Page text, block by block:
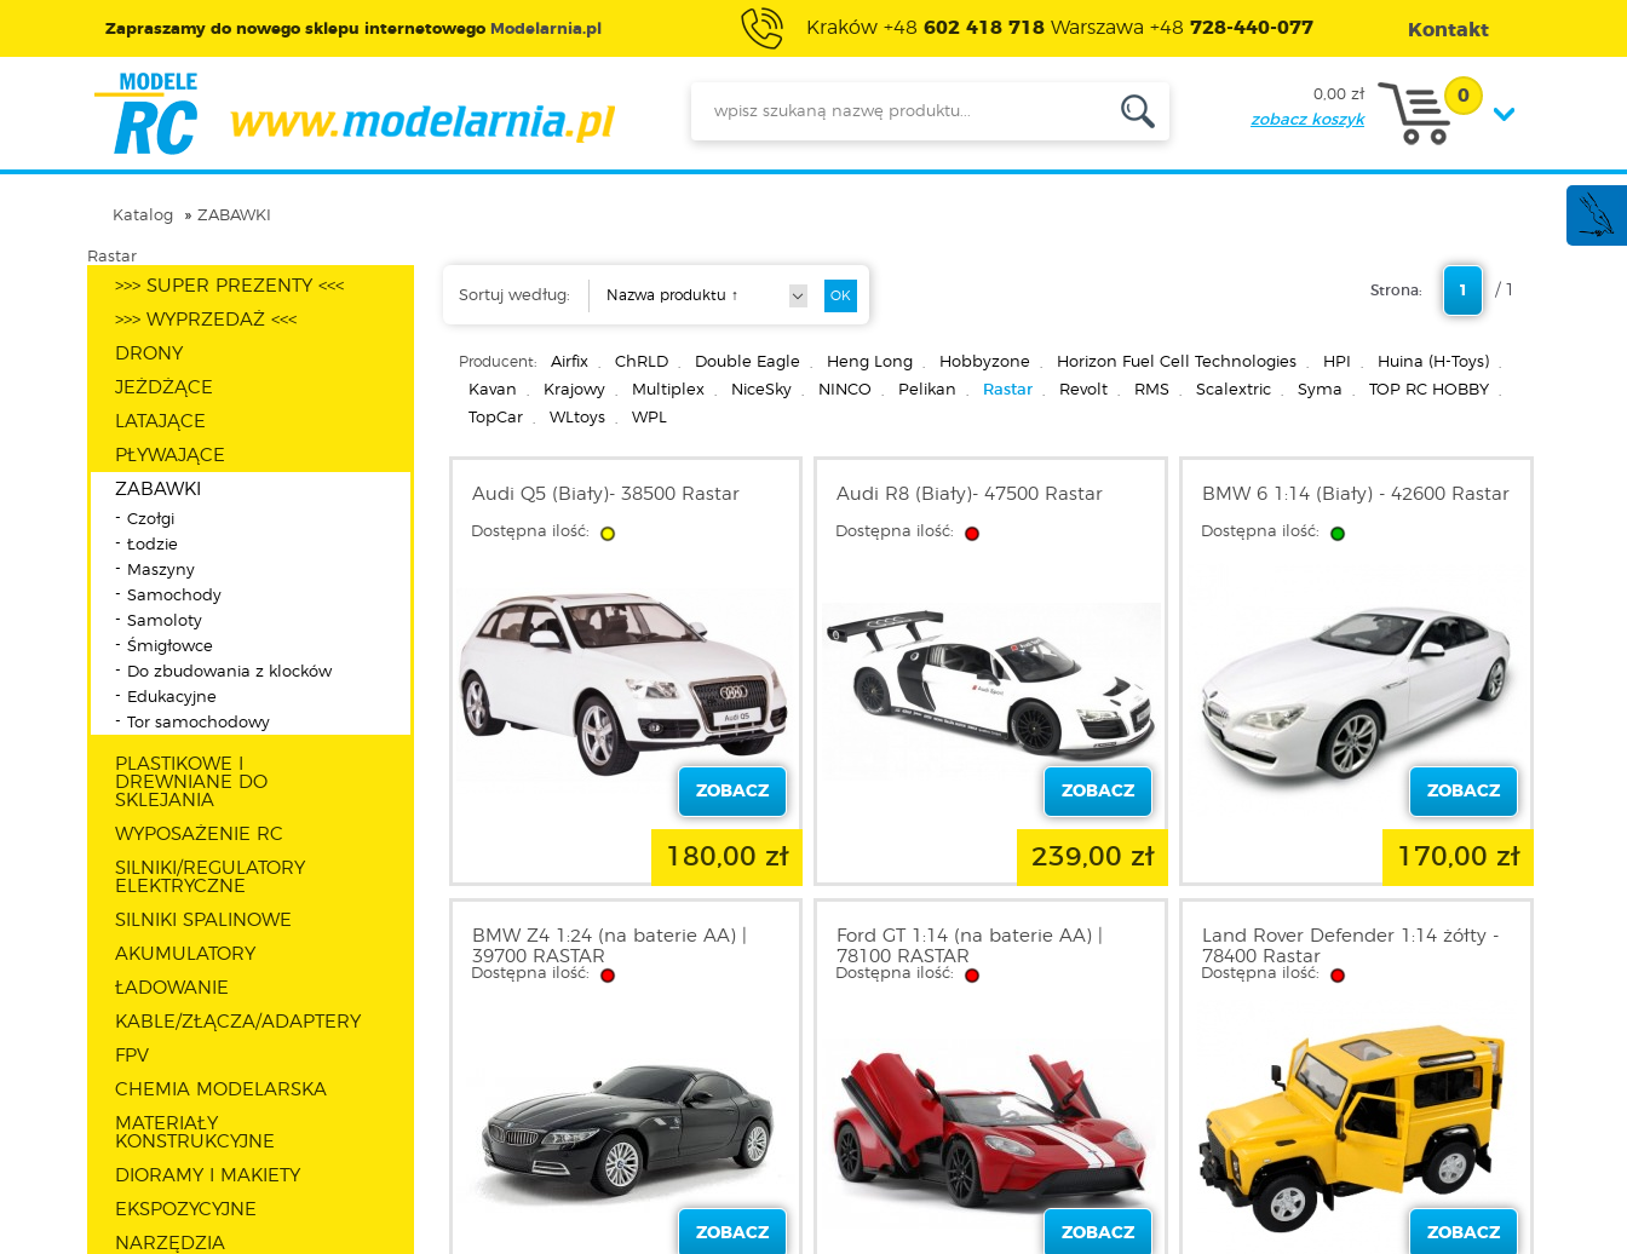
Zapraszamy do nowego sklepu internetowego Modelarnia.pl Kraków +48 602 418 718Warszawa +48 728-440-077 Kontakt
0,00 zł
zobacz koszyk
0
Katalog ZABAWKI
Rastar
>>> SUPER PREZENTY <<<
>>> WYPRZEDAŻ <<<
DRONY
JEŻDŻĄCE
LATAJĄCE
PŁYWAJĄCE
ZABAWKI
Czołgi
Łodzie
Maszyny
Samochody
Samoloty
Śmigłowce
Do zbudowania z klocków
Edukacyjne
Tor samochodowy
PLASTIKOWE I
DREWNIANE DO
SKLEJANIA
WYPOSAŻENIE RC
SILNIKI/REGULATORY
ELEKTRYCZNE
SILNIKI SPALINOWE
AKUMULATORY
ŁADOWANIE
KABLE/ZŁĄCZA/ADAPTERY
FPV
CHEMIA MODELARSKA
MATERIAŁY
KONSTRUKCYJNE
DIORAMY I MAKIETY
EKSPOZYCYJNE
NARZĘDZIA
Sortuj według: Strona: 1 / 1
Producent: Airfix ChRLD Double Eagle Heng Long Hobbyzone Horizon Fuel Cell Technologies HPI Huina (H-Toys)
Kavan Krajowy Multiplex NiceSky NINCO Pelikan Rastar Revolt RMS Scalextric Syma TOP RC HOBBY
TopCar WLtoys WPL
Audi Q5 (Biały)- 38500 Rastar
Dostępna ilość:
ZOBACZ
180,00 zł
Audi R8 (Biały)- 47500 Rastar
Dostępna ilość:
ZOBACZ
239,00 zł
BMW 6 1:14 (Biały) - 42600 Rastar
Dostępna ilość:
ZOBACZ
170,00 zł
BMW Z4 1:24 (na baterie AA) |
39700 RASTAR
Dostępna ilość:
ZOBACZ
Ford GT 1:14 (na baterie AA) |
78100 RASTAR
Dostępna ilość:
ZOBACZ
Land Rover Defender 1:14 żółty -
78400 Rastar
Dostępna ilość:
ZOBACZ